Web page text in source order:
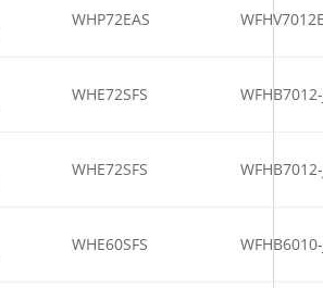
WHP72EAS
WHE72SFS
WHE72SFS
WHE60SFS